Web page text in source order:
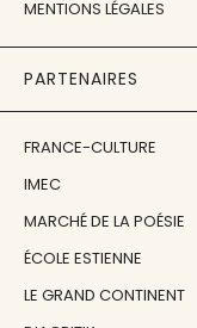
MENTIONS LÉGALES
PARTENAIRES
FRANCE-CULTURE
IMEC
MARCHÉ DE LA POÉSIE
ÉCOLE ESTIENNE
LE GRAND CONTINENT